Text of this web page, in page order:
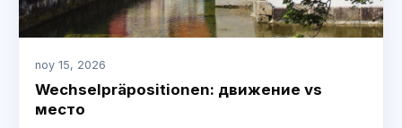
noy 15, 2026
Wechselpräpositionen: движение vs
место